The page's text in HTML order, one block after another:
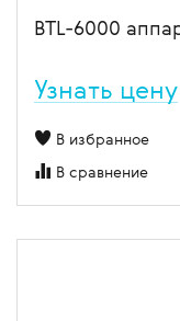
BTL-6000
Узнать цену
В избранное
В сравнение